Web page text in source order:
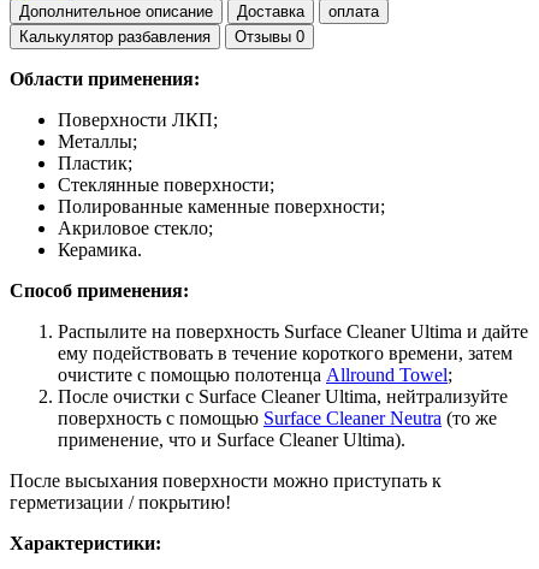
Дополнительное описание Доставка
оплата
Калькулятор разбавления
Отзывы 0
Области применения:
Поверхности ЛКП;
Металлы;
Пластик;
Стеклянные поверхности;
Полированные каменные поверхности;
Акриловое стекло;
Керамика.
Способ применения:
Распылите на поверхность Surface Cleaner Ultima и дайте
ему подействовать в течение короткого времени, затем
очистите с помощью полотенца Allround Towel;
После очистки с Surface Cleaner Ultima, нейтрализуйте
поверхность с помощью Surface Cleaner Neutra (то же
применение, что и Surface Cleaner Ultima).
После высыхания поверхности можно приступать к
герметизации / покрытию!
Характеристики: